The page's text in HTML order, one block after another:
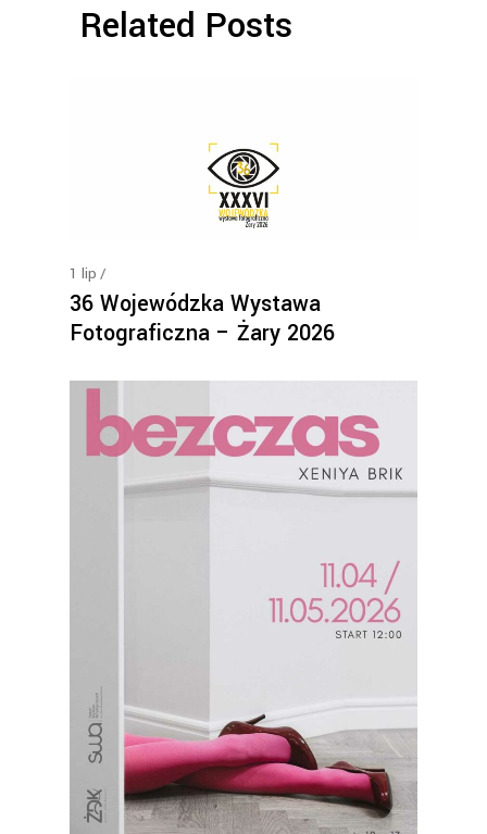
Related Posts
1 lip
36 Wojewódzka Wystawa
Fotograficzna – Żary 2026